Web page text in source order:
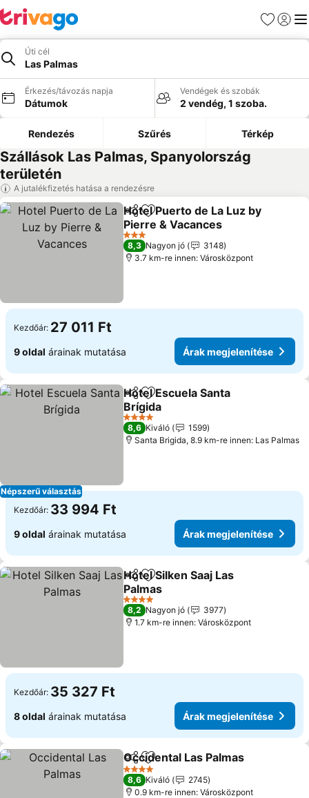
Kedvencek
Úti cél
Las Palmas
Érkezés/távozás napja
Dátumok
Vendégek és szobák
2 vendég, 1 szoba.
Rendezés Szűrés Térkép
Szállások Las Palmas, Spanyolország
területén
A jutalékfizetés hatása a rendezésre
Megosztás
Hozzáadás a kedvencekhez
Hotel Puerto de La Luz by
Pierre & Vacances
3 Kategória
8,3 Nagyon jó
3148
3.7 km-re innen: Városközpont
Kezdőár: 27 011 Ft
9 oldal árainak mutatása Árak megjelenítése
Népszerű választás
Megosztás
Hozzáadás a kedvencekhez
Hotel Escuela Santa
Brígida
4 Kategória
8,6 Kiváló
1599
Santa Brigida, 8.9 km-re innen: Las Palmas
Kezdőár: 33 994 Ft
9 oldal árainak mutatása Árak megjelenítése
Megosztás
Hozzáadás a kedvencekhez
Hotel Silken Saaj Las
Palmas
4 Kategória
8,2 Nagyon jó
3977
1.7 km-re innen: Városközpont
Kezdőár: 35 327 Ft
8 oldal árainak mutatása Árak megjelenítése
Megosztás
Hozzáadás a kedvencekhez
Occidental Las Palmas
4 Kategória
8,6 Kiváló
2745
0.9 km-re innen: Városközpont